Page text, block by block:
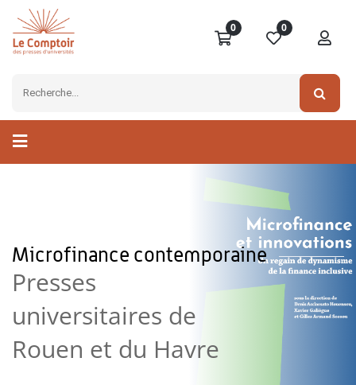
0 0
Microfinance contemporaine
Presses
universitaires de
Rouen et du Havre